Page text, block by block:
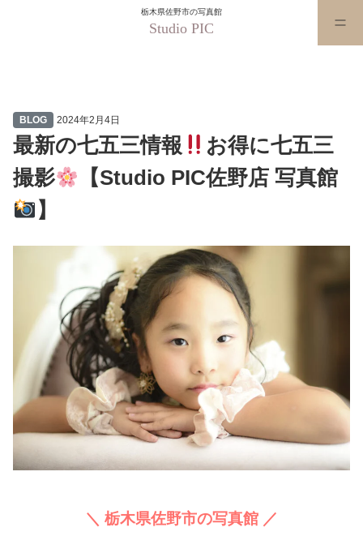
栃木県佐野市の写真館
Studio PIC
BLOG 2024年2月4日
最新の七五三情報
お得に七五三
撮影
【Studio PIC佐野店 写真館
】
＼ 栃木県佐野市の写真館 ／